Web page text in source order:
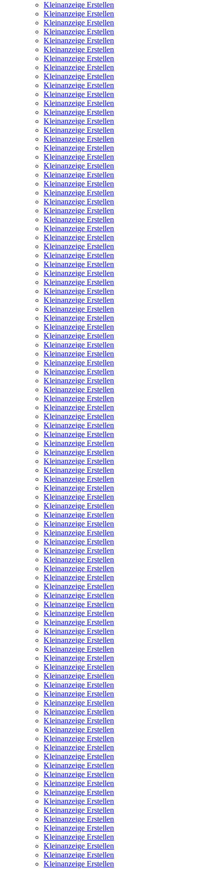
Kleinanzeige Erstellen
Kleinanzeige Erstellen
Kleinanzeige Erstellen
Kleinanzeige Erstellen
Kleinanzeige Erstellen
Kleinanzeige Erstellen
Kleinanzeige Erstellen
Kleinanzeige Erstellen
Kleinanzeige Erstellen
Kleinanzeige Erstellen
Kleinanzeige Erstellen
Kleinanzeige Erstellen
Kleinanzeige Erstellen
Kleinanzeige Erstellen
Kleinanzeige Erstellen
Kleinanzeige Erstellen
Kleinanzeige Erstellen
Kleinanzeige Erstellen
Kleinanzeige Erstellen
Kleinanzeige Erstellen
Kleinanzeige Erstellen
Kleinanzeige Erstellen
Kleinanzeige Erstellen
Kleinanzeige Erstellen
Kleinanzeige Erstellen
Kleinanzeige Erstellen
Kleinanzeige Erstellen
Kleinanzeige Erstellen
Kleinanzeige Erstellen
Kleinanzeige Erstellen
Kleinanzeige Erstellen
Kleinanzeige Erstellen
Kleinanzeige Erstellen
Kleinanzeige Erstellen
Kleinanzeige Erstellen
Kleinanzeige Erstellen
Kleinanzeige Erstellen
Kleinanzeige Erstellen
Kleinanzeige Erstellen
Kleinanzeige Erstellen
Kleinanzeige Erstellen
Kleinanzeige Erstellen
Kleinanzeige Erstellen
Kleinanzeige Erstellen
Kleinanzeige Erstellen
Kleinanzeige Erstellen
Kleinanzeige Erstellen
Kleinanzeige Erstellen
Kleinanzeige Erstellen
Kleinanzeige Erstellen
Kleinanzeige Erstellen
Kleinanzeige Erstellen
Kleinanzeige Erstellen
Kleinanzeige Erstellen
Kleinanzeige Erstellen
Kleinanzeige Erstellen
Kleinanzeige Erstellen
Kleinanzeige Erstellen
Kleinanzeige Erstellen
Kleinanzeige Erstellen
Kleinanzeige Erstellen
Kleinanzeige Erstellen
Kleinanzeige Erstellen
Kleinanzeige Erstellen
Kleinanzeige Erstellen
Kleinanzeige Erstellen
Kleinanzeige Erstellen
Kleinanzeige Erstellen
Kleinanzeige Erstellen
Kleinanzeige Erstellen
Kleinanzeige Erstellen
Kleinanzeige Erstellen
Kleinanzeige Erstellen
Kleinanzeige Erstellen
Kleinanzeige Erstellen
Kleinanzeige Erstellen
Kleinanzeige Erstellen
Kleinanzeige Erstellen
Kleinanzeige Erstellen
Kleinanzeige Erstellen
Kleinanzeige Erstellen
Kleinanzeige Erstellen
Kleinanzeige Erstellen
Kleinanzeige Erstellen
Kleinanzeige Erstellen
Kleinanzeige Erstellen
Kleinanzeige Erstellen
Kleinanzeige Erstellen
Kleinanzeige Erstellen
Kleinanzeige Erstellen
Kleinanzeige Erstellen
Kleinanzeige Erstellen
Kleinanzeige Erstellen
Kleinanzeige Erstellen
Kleinanzeige Erstellen
Kleinanzeige Erstellen
Kleinanzeige Erstellen